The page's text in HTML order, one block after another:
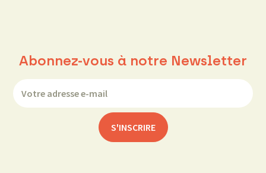
Abonnez-vous à notre Newsletter